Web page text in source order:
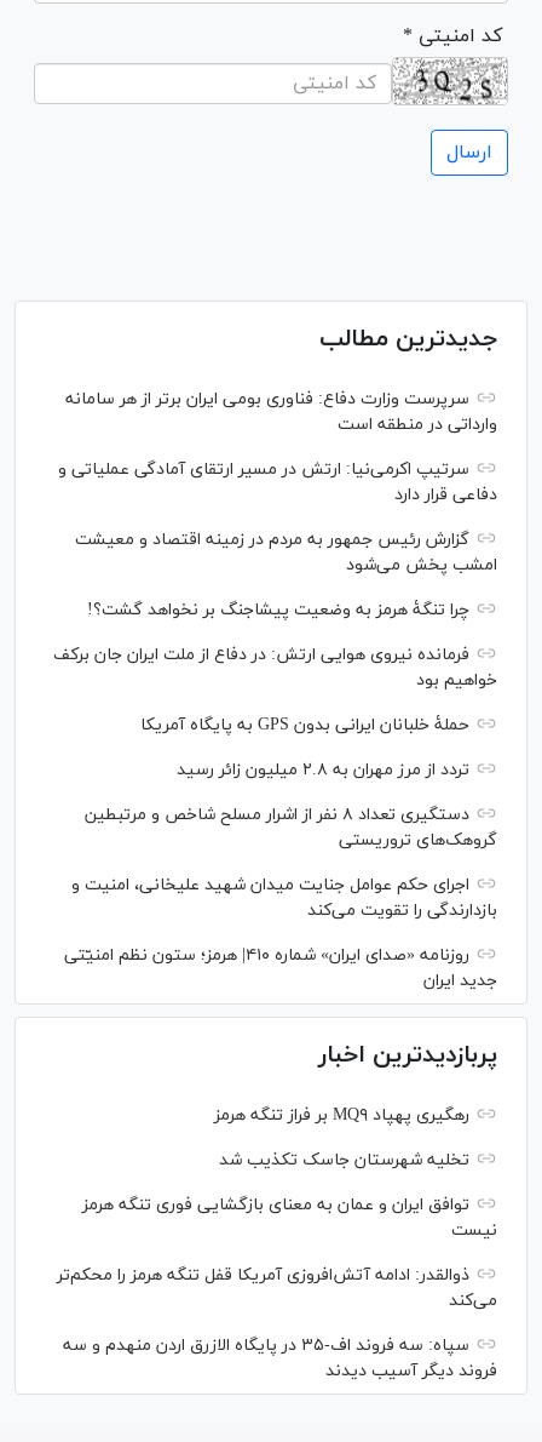
* کد امنیتی
جدیدترین مطالب
سرپرست وزارت دفاع: فناوری بومی ایران برتر از هر سامانه
وارداتی در منطقه است
سرتیپ اکرمی‌نیا: ارتش در مسیر ارتقای آمادگی عملیاتی و
دفاعی قرار دارد
گزارش رئیس‌ جمهور به مردم در زمینه اقتصاد و معیشت
امشب پخش می‌شود
چرا تنگۀ هرمز به وضعیت پیشاجنگ بر نخواهد گشت؟!
فرمانده نیروی هوایی ارتش: در دفاع از ملت ایران جان برکف
خواهیم بود
حملۀ خلبانان ایرانی بدون GPS به پایگاه آمریکا
تردد از مرز مهران به ۲.۸ میلیون زائر رسید
دستگیری تعداد ۸ نفر از اشرار مسلح شاخص و مرتبطین
گروهک‌های تروریستی
اجرای حکم عوامل جنایت میدان شهید علیخانی، امنیت و
بازدارندگی را تقویت می‌کند
روزنامه «صدای ایران» شماره ۴۱۰| هرمز؛ ستون نظم امنیّتی
جدید ایران
پربازدیدترین اخبار
رهگیری پهپاد MQ۹ بر فراز تنگه هرمز
تخلیه شهرستان جاسک تکذیب شد
توافق ایران و عمان به معنای بازگشایی فوری تنگه هرمز
نیست
ذوالقدر: ادامه آتش‌افروزی آمریکا قفل تنگه هرمز را محکم‌تر
می‌کند
سپاه: سه فروند اف-۳۵ در پایگاه الازرق اردن منهدم و سه
فروند دیگر آسیب دیدند